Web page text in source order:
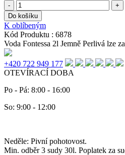
-
+
Do košíku
K oblíbeným
Kód Produktu : 6878
Voda Fontessa 2l Jemně Perlivá lze
+420 722 949 177
OTEVÍRACÍ DOBA
Po - Pá: 8:00 - 16:00
So: 9:00 - 12:00
Neděle: Pivní pohotovost.
Min. odběr 3 sudy 30l. Poplatek za